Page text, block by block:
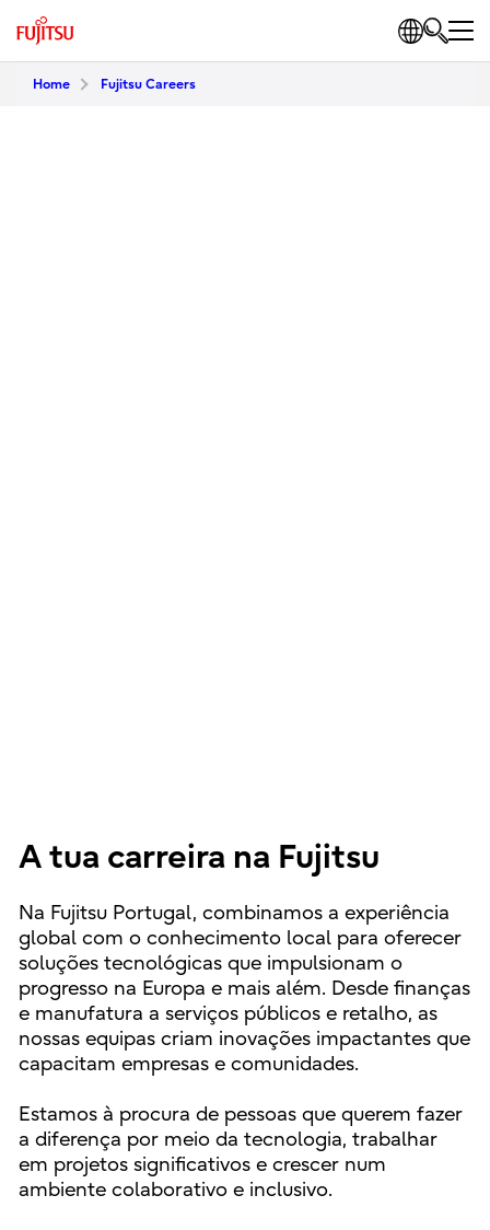
Home Fujitsu Careers
A tua carreira na Fujitsu
Na Fujitsu Portugal, combinamos a experiência
global com o conhecimento local para oferecer
soluções tecnológicas que impulsionam o
progresso na Europa e mais além. Desde finanças
e manufatura a serviços públicos e retalho, as
nossas equipas criam inovações impactantes que
capacitam empresas e comunidades.
Estamos à procura de pessoas que querem fazer
a diferença por meio da tecnologia, trabalhar
em projetos significativos e crescer num
ambiente colaborativo e inclusivo.